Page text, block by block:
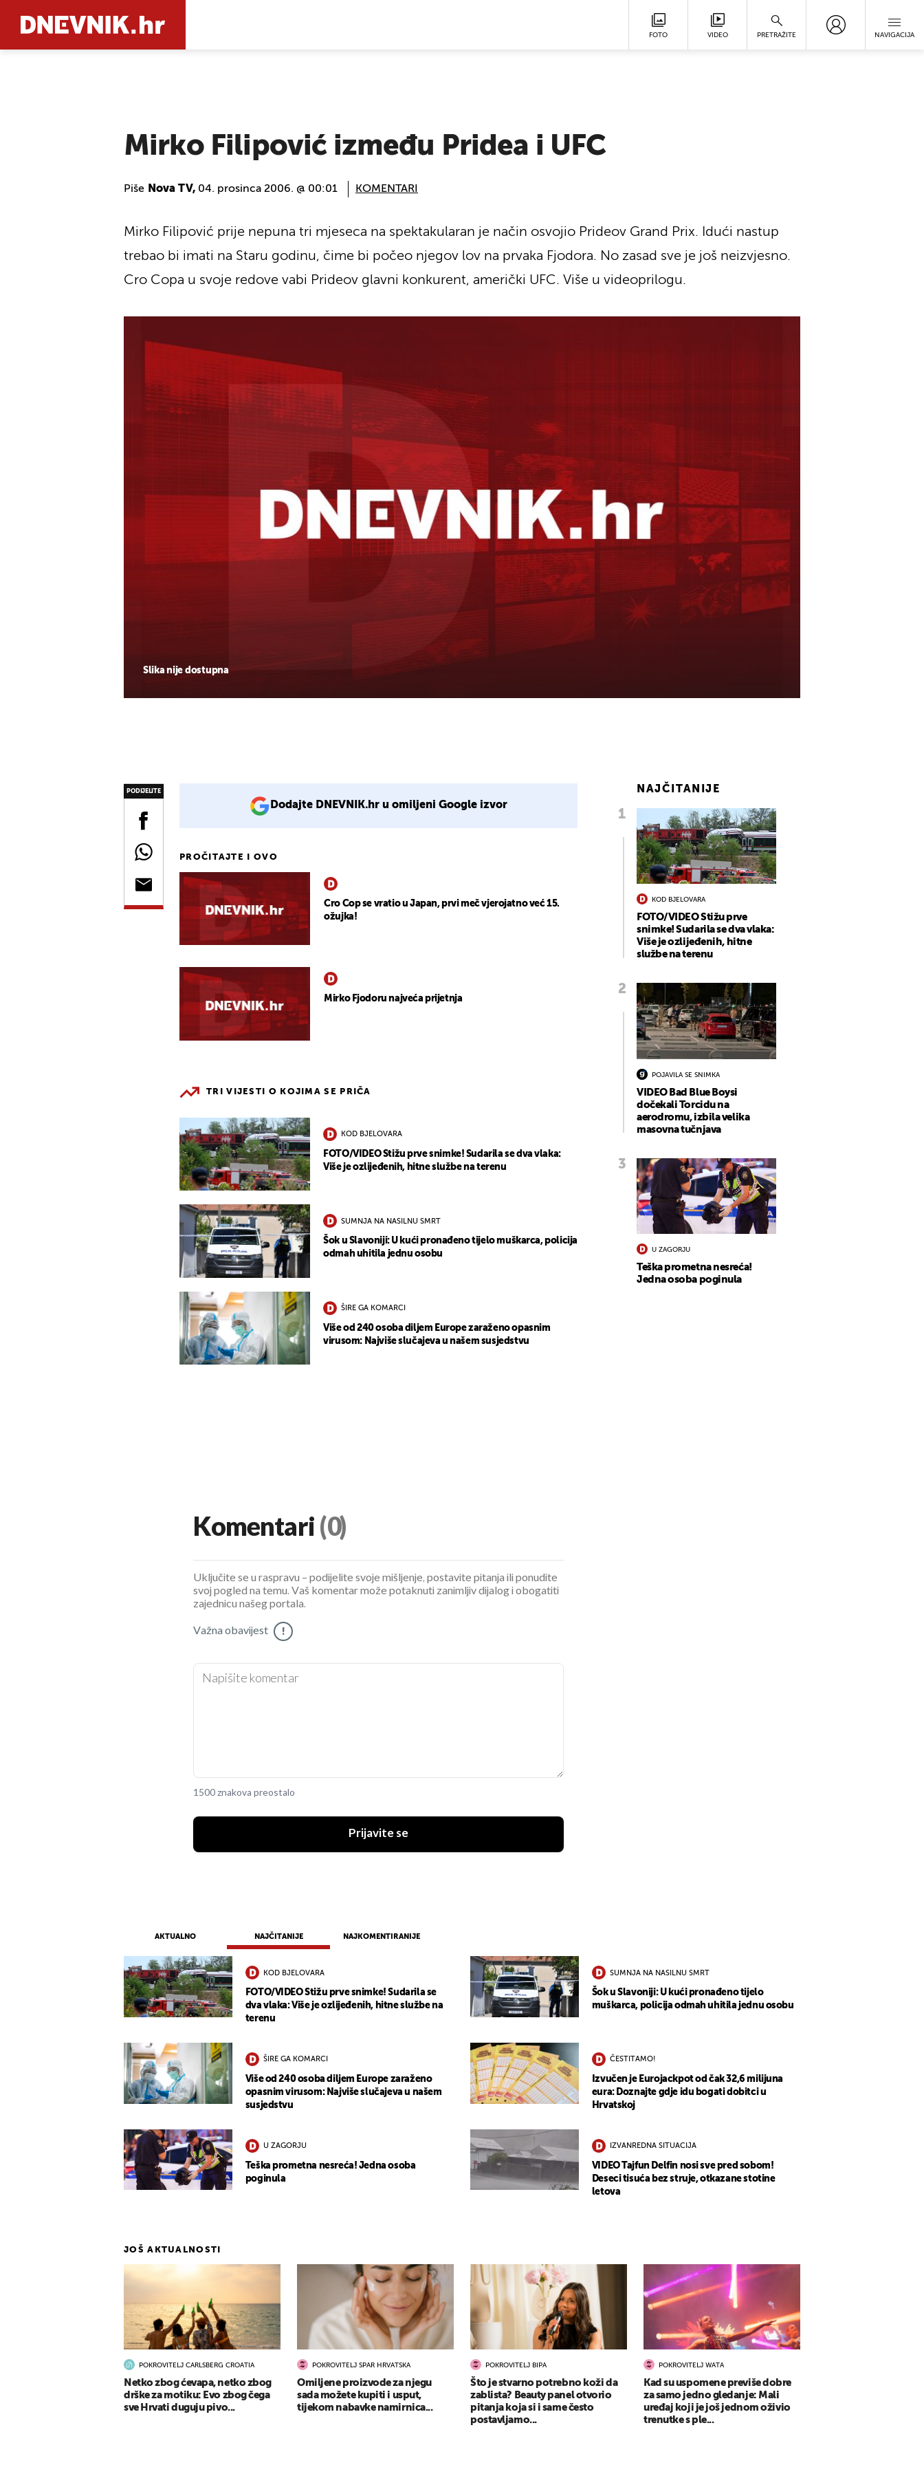
FOTO VIDEO PRETRAŽITE NAVIGACIJA
Mirko Filipović između Pridea i UFC
Piše Nova TV, 04. prosinca 2006. @ 00:01 KOMENTARI
Slika nije dostupna
Mirko Filipović prije nepuna tri mjeseca na spektakularan je način osvojio Prideov Grand Prix. Idući nastup
trebao bi imati na Staru godinu, čime bi počeo njegov lov na prvaka Fjodora. No zasad sve je još neizvjesno.
Cro Copa u svoje redove vabi Prideov glavni konkurent, američki UFC. Više u videoprilogu.
PODIJELITE
Dodajte DNEVNIK.hr u omiljeni Google izvor
PROČITAJTE I OVO
Cro Cop se vratio u Japan, prvi meč vjerojatno već 15.
ožujka!
Mirko Fjodoru najveća prijetnja
TRI VIJESTI O KOJIMA SE PRIČA
KOD BJELOVARA
FOTO/VIDEO Stižu prve snimke! Sudarila se dva vlaka:
Više je ozlijeđenih, hitne službe na terenu
SUMNJA NA NASILNU SMRT
Šok u Slavoniji: U kući pronađeno tijelo muškarca, policija
odmah uhitila jednu osobu
ŠIRE GA KOMARCI
Više od 240 osoba diljem Europe zaraženo opasnim
virusom: Najviše slučajeva u našem susjedstvu
NAJČITANIJE
KOD BJELOVARA
FOTO/VIDEO Stižu prve
snimke! Sudarila se dva vlaka:
Više je ozlijeđenih, hitne
službe na terenu
POJAVILA SE SNIMKA
VIDEO Bad Blue Boysi
dočekali Torcidu na
aerodromu, izbila velika
masovna tučnjava
U ZAGORJU
Teška prometna nesreća!
Jedna osoba poginula
Komentari (0)
Uključite se u raspravu – podijelite svoje mišljenje, postavite pitanja ili ponudite
svoj pogled na temu. Vaš komentar može potaknuti zanimljiv dijalog i obogatiti
zajednicu našeg portala.
Važna obavijest !
1500 znakova preostalo
Prijavite se
AKTUALNO NAJČITANIJE NAJKOMENTIRANIJE
KOD BJELOVARA
FOTO/VIDEO Stižu prve snimke! Sudarila se
dva vlaka: Više je ozlijeđenih, hitne službe na
terenu
SUMNJA NA NASILNU SMRT
Šok u Slavoniji: U kući pronađeno tijelo
muškarca, policija odmah uhitila jednu osobu
ŠIRE GA KOMARCI
Više od 240 osoba diljem Europe zaraženo
opasnim virusom: Najviše slučajeva u našem
susjedstvu
ČESTITAMO!
Izvučen je Eurojackpot od čak 32,6 milijuna
eura: Doznajte gdje idu bogati dobitci u
Hrvatskoj
U ZAGORJU
Teška prometna nesreća! Jedna osoba
poginula
IZVANREDNA SITUACIJA
VIDEO Tajfun Delfin nosi sve pred sobom!
Deseci tisuća bez struje, otkazane stotine
letova
JOŠ AKTUALNOSTI
POKROVITELJ CARLSBERG CROATIA
Netko zbog ćevapa, netko zbog
drške za motiku: Evo zbog čega
sve Hrvati duguju pivo...
POKROVITELJ SPAR HRVATSKA
Omiljene proizvode za njegu
sada možete kupiti i usput,
tijekom nabavke namirnica...
POKROVITELJ BIPA
Što je stvarno potrebno koži da
zablista? Beauty panel otvorio
pitanja koja si i same često
postavljamo...
POKROVITELJ WATA
Kad su uspomene previše dobre
za samo jedno gledanje: Mali
uređaj koji je još jednom oživio
trenutke s ple...